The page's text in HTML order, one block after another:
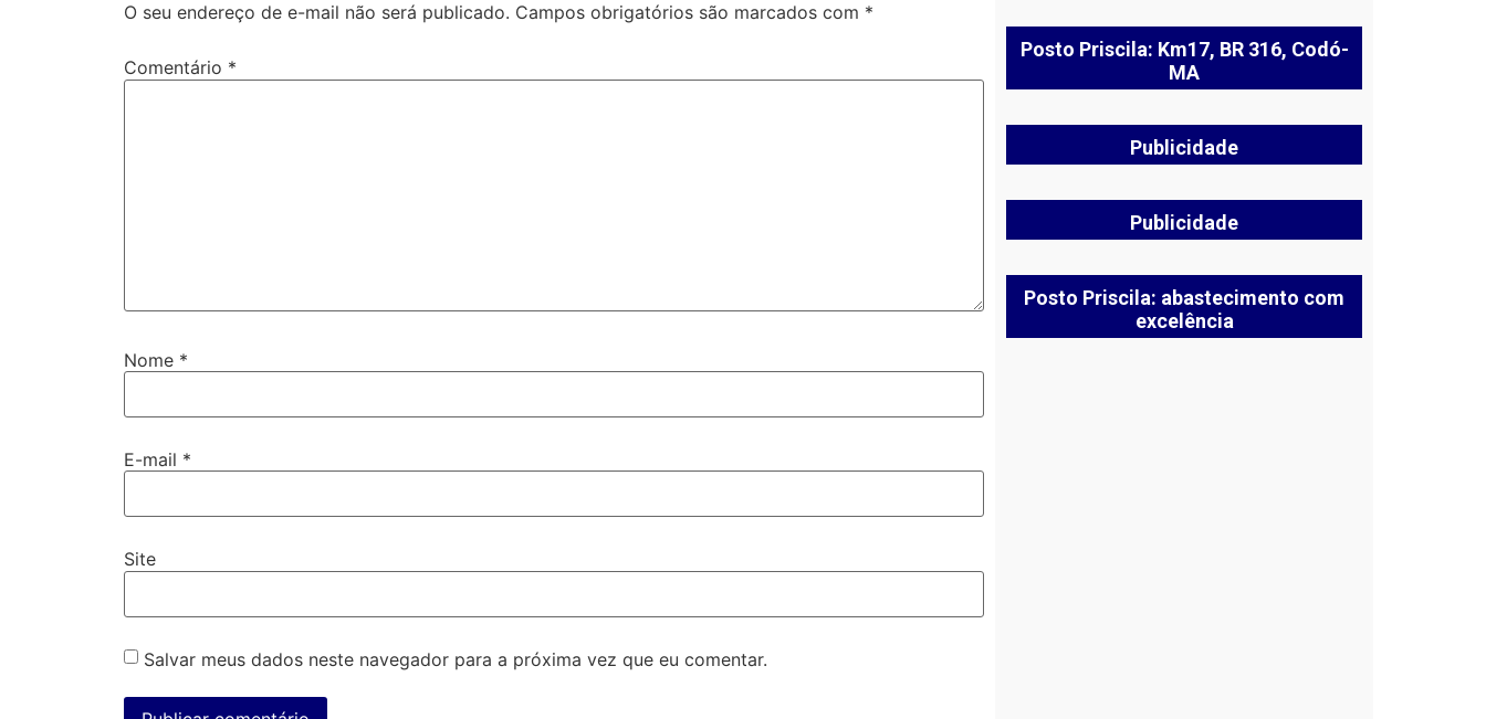
O seu endereço de e-mail não será publicado. Campos obrigatórios são marcados com *
Comentário *
Nome *
E-mail *
Site
Salvar meus dados neste navegador para a próxima vez que eu comentar.
Posto Priscila: Km17, BR 316, Codó-
MA
Publicidade
Publicidade
Posto Priscila: abastecimento com
excelência